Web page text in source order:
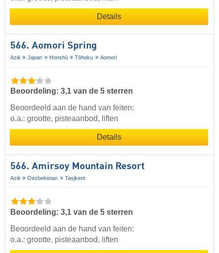
Details
566. Aomori Spring
Azië Japan Honshū Tōhoku Aomori
Beoordeling: 3,1 van de 5 sterren
Beoordeeld aan de hand van feiten:
o.a.: grootte, pisteaanbod, liften
Details
566. Amirsoy Mountain Resort
Azië Oezbekistan Tasjkent
Beoordeling: 3,1 van de 5 sterren
Beoordeeld aan de hand van feiten:
o.a.: grootte, pisteaanbod, liften